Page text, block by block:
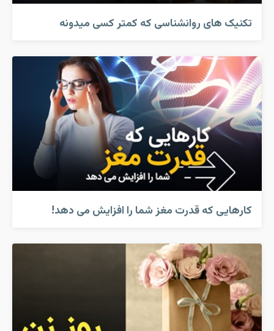
تکنیک های روانشناسی که کمتر کسی میدونه
کارهایی که قدرت مغز شما را افزایش می دهد!